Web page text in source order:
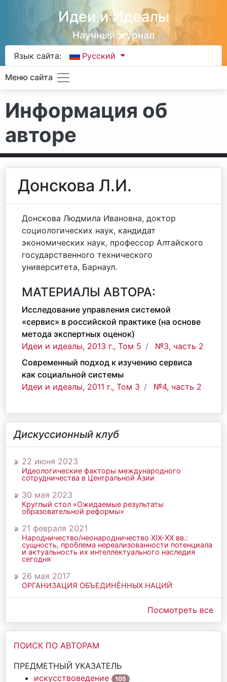
Идеи и Идеалы
Научный журнал
Язык сайта: Русский
Меню сайта
Информация об
авторе
Донскова Л.И.
Донскова Людмила Ивановна, доктор
социологических наук, кандидат
экономических наук, профессор Алтайского
государственного технического
университета, Барнаул.
МАТЕРИАЛЫ АВТОРА:
Исследование управления системой
«сервис» в российской практике (на основе
метода экспертных оценок)
Идеи и идеалы, 2013 г., Том 5
№3, часть 2
Современный подход к изучению сервиса
как социальной системы
Идеи и идеалы, 2011 г., Том 3
№4, часть 2
Дискуссионный клуб
22 июня 2023
Идеологические факторы международного
сотрудничества в Центральной Азии
30 мая 2023
Круглый стол «Ожидаемые результаты
образовательной реформы»
21 февраля 2021
Народничество/неонародничество ХIХ-ХХ вв.:
сущность, проблема нереализованности потенциала
и актуальность их интеллектуального наследия
сегодня
26 мая 2017
ОРГАНИЗАЦИЯ ОБЪЕДИНЁННЫХ НАЦИЙ
Посмотреть все
ПОИСК ПО АВТОРАМ
ПРЕДМЕТНЫЙ УКАЗАТЕЛЬ
искусствоведение
105